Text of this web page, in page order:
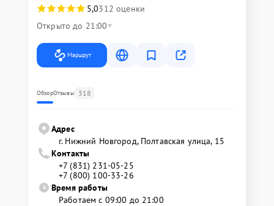
5,0312 оценки
Открыто до 21:00
Маршрут
ОбзорОтзывы 318
Адрес
г. Нижний Новгород, Полтавская улица, 15
Контакты
+7 (831) 231-05-25
+7 (800) 100-33-26
Время работы
Работаем с 09:00 до 21:00